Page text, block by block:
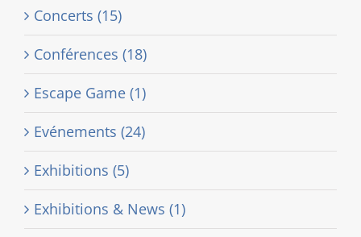
Concerts (15)
Conférences (18)
Escape Game (1)
Evénements (24)
Exhibitions (5)
Exhibitions & News (1)